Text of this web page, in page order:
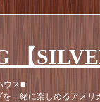
【
ウス■
一緒に楽しめるアメリ